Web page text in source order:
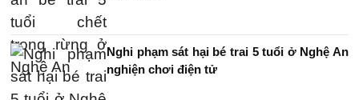
Nghi phạm sát hại bé trai 5 tuổi ở Nghệ An
nghiện chơi điện tử